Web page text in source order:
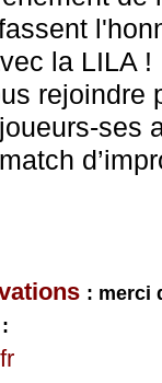
la LILA !
rejoindre
ses
: merci